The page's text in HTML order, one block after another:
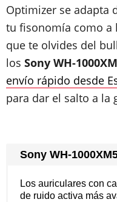
Optimizer se adapta
tu fisonomía como a
que te olvides del
los Sony WH-
envío rápido desde
para dar el salto a la
Sony WH-
Los auriculares con
de ruido activa más